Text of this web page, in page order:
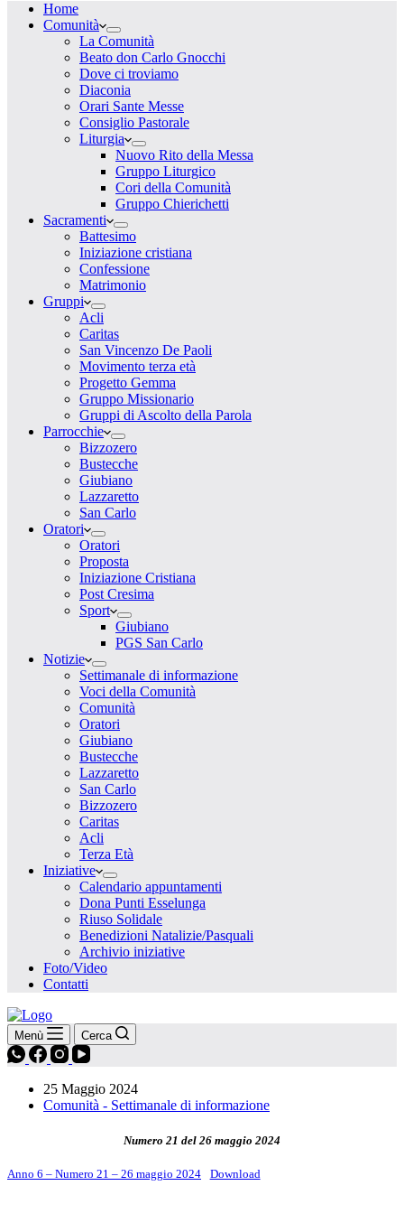
Home
Comunità
La Comunità
Beato don Carlo Gnocchi
Dove ci troviamo
Diaconia
Orari Sante Messe
Consiglio Pastorale
Liturgia
Nuovo Rito della Messa
Gruppo Liturgico
Cori della Comunità
Gruppo Chierichetti
Sacramenti
Battesimo
Iniziazione cristiana
Confessione
Matrimonio
Gruppi
Acli
Caritas
San Vincenzo De Paoli
Movimento terza età
Progetto Gemma
Gruppo Missionario
Gruppi di Ascolto della Parola
Parrocchie
Bizzozero
Bustecche
Giubiano
Lazzaretto
San Carlo
Oratori
Oratori
Proposta
Iniziazione Cristiana
Post Cresima
Sport
Giubiano
PGS San Carlo
Notizie
Settimanale di informazione
Voci della Comunità
Comunità
Oratori
Giubiano
Bustecche
Lazzaretto
San Carlo
Bizzozero
Caritas
Acli
Terza Età
Iniziative
Calendario appuntamenti
Dona Punti Esselunga
Riuso Solidale
Benedizioni Natalizie/Pasquali
Archivio iniziative
Foto/Video
Contatti
Menù Cerca
25 Maggio 2024
Comunità - Settimanale di informazione
Numero 21 del 26 maggio 2024
Anno 6 – Numero 21 – 26 maggio 2024 Download